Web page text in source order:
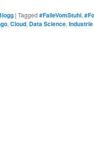
| Tagged #FalleVomStuhl,
, Cloud, Data Science, Industrie